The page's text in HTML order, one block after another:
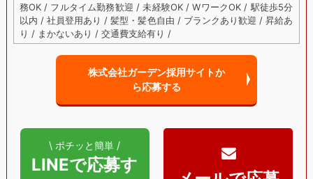
務OK / フルタイム勤務歓迎 / 未経験OK / WワークOK / 駅徒歩5分
以内 / 社員登用あり / 髪型・髪色自由 / ブランクあり歓迎 / 昇給あ
り / まかないあり / 交通費支給有り /
株式会社ガーデン採用サイトか
ら応募する
\ ポチッと簡単 /
LINEで応募す